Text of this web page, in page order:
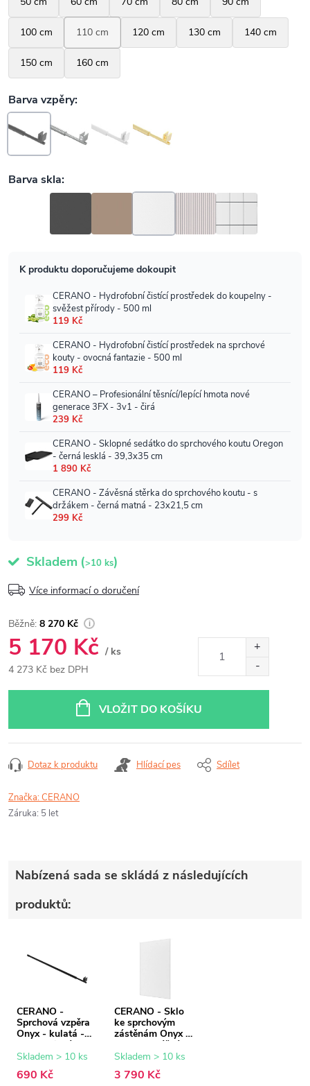
Skladem (>10 ks)
Více informací o doručení
8 270 Kč
5 170 Kč / ks
4 273 Kč bez DPH
VLOŽIT DO KOŠÍKU
Dotaz k produktu Hlídací pes Sdílet
Značka:CERANO
Záruka: 5 let
Nabízená sada se skládá z následujících
produktů:
CERANO -
Sprchová vzpěra
Onyx - kulatá -
teleskopická -
černá matná - 77-
Skladem > 10 ks
690 Kč
CERANO - Sklo
ke sprchovým
zástěnám Onyx -
8 mm - mléčné
sklo - 110x200
Skladem > 10 ks
3 790 Kč